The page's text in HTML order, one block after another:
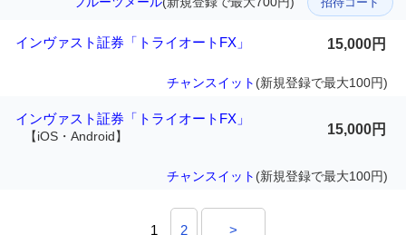
インヴァスト証券「トライオートFX」 15,000円
チャンスイット (新規登録で最大100円)
インヴァスト証券「トライオートFX」
【iOS・Android】 15,000円
チャンスイット (新規登録で最大100円)
1 2 >